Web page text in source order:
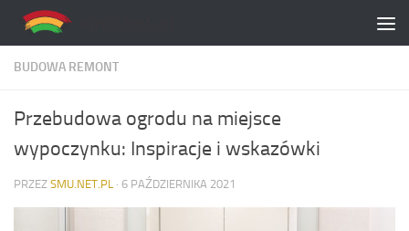
Skip to content
BUDOWA REMONT
Przebudowa ogrodu na miejsce
wypoczynku: Inspiracje i wskazówki
PRZEZ SMU.NET.PL · 6 PAŹDZIERNIKA 2021